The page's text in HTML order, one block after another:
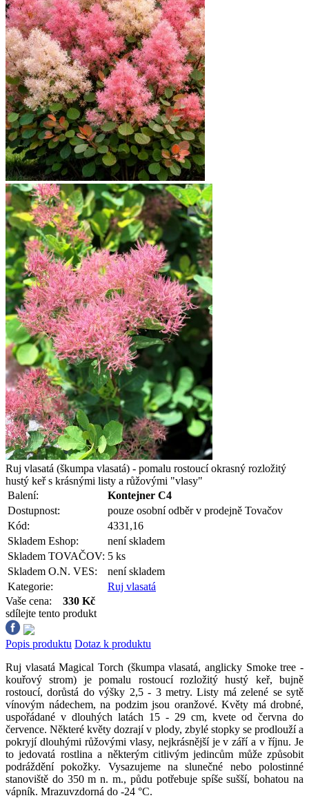
Ruj vlasatá (škumpa vlasatá) - pomalu rostoucí okrasný rozložitý
hustý keř s krásnými listy a růžovými "vlasy"
Balení:
Kontejner C4
Dostupnost:
pouze osobní odběr v prodejně Tovačov
Kód:
4331,16
Skladem Eshop:
není skladem
Skladem TOVAČOV: 5 ks
Skladem O.N. VES:
není skladem
Kategorie:
Ruj vlasatá
Vaše cena: 330 Kč
sdílejte tento produkt
Popis produktu Dotaz k produktu
Ruj vlasatá Magical Torch (škumpa vlasatá, anglicky Smoke tree -
kouřový strom) je pomalu rostoucí rozložitý hustý keř, bujně
rostoucí, dorůstá do výšky 2,5 - 3 metry. Listy má zelené se sytě
vínovým nádechem, na podzim jsou oranžové. Květy má drobné,
uspořádané v dlouhých latách 15 - 29 cm, kvete od června do
července. Některé květy dozrají v plody, zbylé stopky se prodlouží a
pokryjí dlouhými růžovými vlasy, nejkrásnější je v září a v říjnu. Je
to jedovatá rostlina a některým citlivým jedincům může způsobit
podráždění pokožky. Vysazujeme na slunečné nebo polostinné
stanoviště do 350 m n. m., půdu potřebuje spíše sušší, bohatou na
vápník. Mrazuvzdorná do -24 °C.